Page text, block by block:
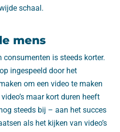
schaal.
mens
is steeds korter.
ingespeeld door het
om een video te maken
maar kort duren heeft
steeds bij – aan het succes
als het kijken van video’s